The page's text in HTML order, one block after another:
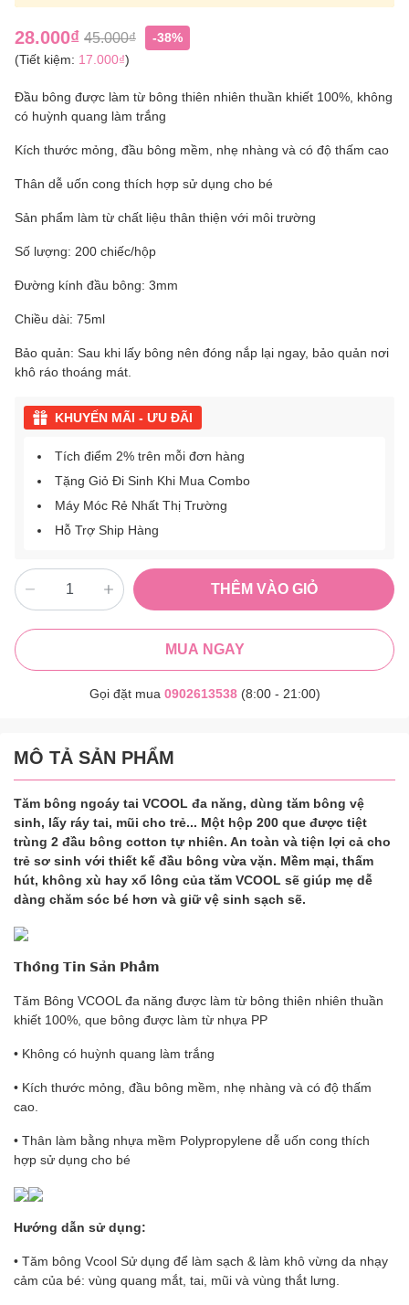
28.000₫ 45.000₫
-38%
(Tiết kiệm: 17.000₫)
Đầu bông được làm từ bông thiên nhiên thuần khiết 100%, không
có huỳnh quang làm trắng
Kích thước mỏng, đầu bông mềm, nhẹ nhàng và có độ thấm cao
Thân dễ uốn cong thích hợp sử dụng cho bé
Sản phẩm làm từ chất liệu thân thiện với môi trường
Số lượng: 200 chiếc/hộp
Đường kính đầu bông: 3mm
Chiều dài: 75ml
Bảo quản: Sau khi lấy bông nên đóng nắp lại ngay, bảo quản nơi
khô ráo thoáng mát.
KHUYẾN MÃI - ƯU ĐÃI
Tích điểm 2% trên mỗi đơn hàng
Tặng Giỏ Đi Sinh Khi Mua Combo
Máy Móc Rẻ Nhất Thị Trường
Hỗ Trợ Ship Hàng
THÊM VÀO GIỎ
MUA NGAY
Gọi đặt mua 0902613538(8:00 - 21:00)
MÔ TẢ SẢN PHẨM
Tăm bông ngoáy tai VCOOL đa năng, dùng tăm bông vệ
sinh, lấy ráy tai, mũi cho trẻ... Một hộp 200 que được tiệt
trùng 2 đầu bông cotton tự nhiên. An toàn và tiện lợi cả cho
trẻ sơ sinh với thiết kế đầu bông vừa vặn. Mềm mại, thấm
hút, không xù hay xổ lông của tăm VCOOL sẽ giúp mẹ dễ
dàng chăm sóc bé hơn và giữ vệ sinh sạch sẽ.
𝗧𝗵𝗼̂𝗻𝗴 𝗧𝗶𝗻 𝗦𝗮̉𝗻 𝗣𝗵𝗮̂̉𝗺
Tăm Bông VCOOL đa năng được làm từ bông thiên nhiên thuần
khiết 100%, que bông được làm từ nhựa PP
• Không có huỳnh quang làm trắng
• Kích thước mỏng, đầu bông mềm, nhẹ nhàng và có độ thấm
cao.
• Thân làm bằng nhựa mềm Polypropylene dễ uốn cong thích
hợp sử dụng cho bé
Hướng dẫn sử dụng:
• Tăm bông Vcool Sử dụng để làm sạch & làm khô vừng da nhạy
cảm của bé: vùng quang mắt, tai, mũi và vùng thắt lưng.